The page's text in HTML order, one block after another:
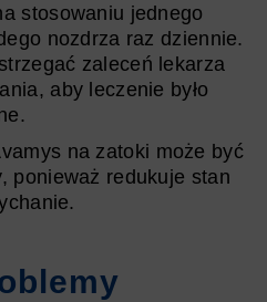
stosowaniu jednego
nozdrza raz dziennie.
zaleceń lekarza
aby leczenie było
na zatoki może być
ponieważ redukuje stan